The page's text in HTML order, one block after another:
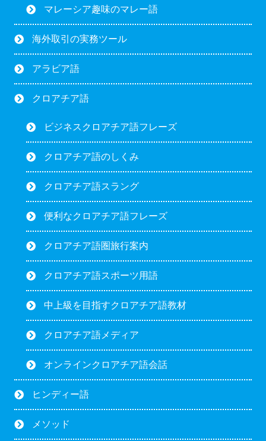
マレーシア趣味のマレー語
海外取引の実務ツール
アラビア語
クロアチア語
ビジネスクロアチア語フレーズ
クロアチア語のしくみ
クロアチア語スラング
便利なクロアチア語フレーズ
クロアチア語圏旅行案内
クロアチア語スポーツ用語
中上級を目指すクロアチア語教材
クロアチア語メディア
オンラインクロアチア語会話
ヒンディー語
メソッド